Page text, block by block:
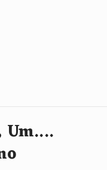
Um....